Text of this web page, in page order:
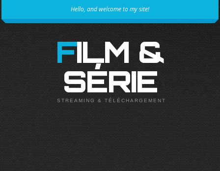
Hello, and welcome to my site!
FILM &
SÉRIE
STREAMING & TÉLÉCHARGEMENT